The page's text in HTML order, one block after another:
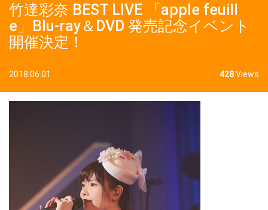
竹達彩奈 BEST LIVE 「apple feuill
e」Blu-ray＆DVD 発売記念イベント
開催決定！
2018.06.01 428Views